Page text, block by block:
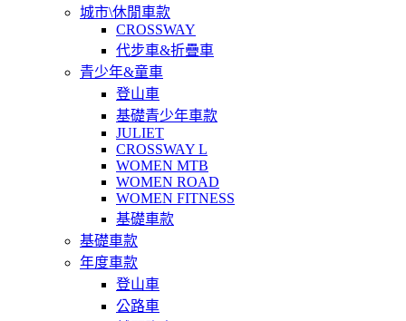
城市\休閒車款
CROSSWAY
代步車&折疊車
青少年&童車
登山車
基礎青少年車款
JULIET
CROSSWAY L
WOMEN MTB
WOMEN ROAD
WOMEN FITNESS
基礎車款
基礎車款
年度車款
登山車
公路車